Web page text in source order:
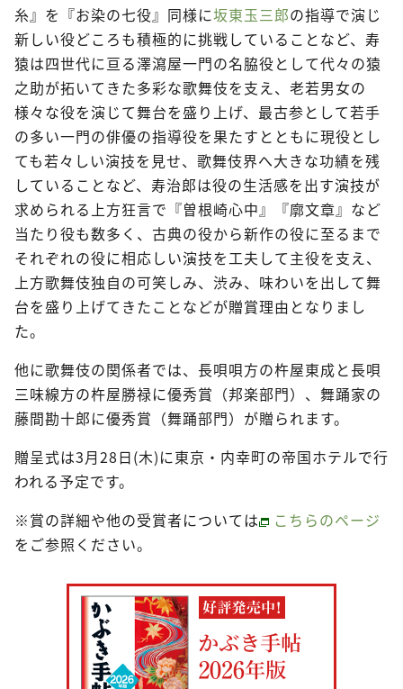
糸』を『お染の七役』同様に坂東玉三郎の指導で演じ
新しい役どころも積極的に挑戦していることなど、寿
猿は四世代に亘る澤瀉屋一門の名脇役として代々の猿
之助が拓いてきた多彩な歌舞伎を支え、老若男女の
様々な役を演じて舞台を盛り上げ、最古参として若手
の多い一門の俳優の指導役を果たすとともに現役とし
ても若々しい演技を見せ、歌舞伎界へ大きな功績を残
していることなど、寿治郎は役の生活感を出す演技が
求められる上方狂言で『曽根崎心中』『廓文章』など
当たり役も数多く、古典の役から新作の役に至るまで
それぞれの役に相応しい演技を工夫して主役を支え、
上方歌舞伎独自の可笑しみ、渋み、味わいを出して舞
台を盛り上げてきたことなどが贈賞理由となりまし
た。
他に歌舞伎の関係者では、長唄唄方の杵屋東成と長唄
三味線方の杵屋勝禄に優秀賞（邦楽部門）、舞踊家の
藤間勘十郎に優秀賞（舞踊部門）が贈られます。
贈呈式は3月28日(木)に東京・内幸町の帝国ホテルで行
われる予定です。
※賞の詳細や他の受賞者については
こちらのページ
をご参照ください。